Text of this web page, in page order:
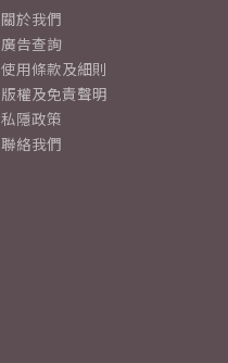
關於我們
廣告查詢
使用條款及細則
版權及免責聲明
私隱政策
聯絡我們